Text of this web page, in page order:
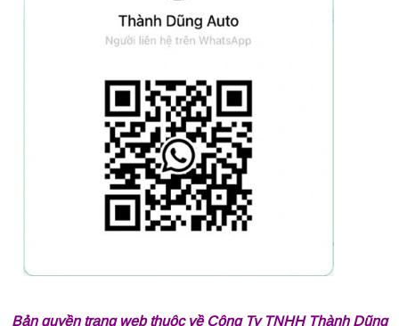
Bản quyền trang web thuộc về Công Ty TNHH Thành Dũng